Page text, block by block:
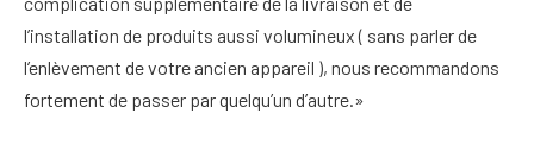
l’installation de produits aussi volumineux ( sans parler de
l’enlèvement de votre ancien appareil ), nous recommandons
fortement de passer par quelqu’un d’autre.»